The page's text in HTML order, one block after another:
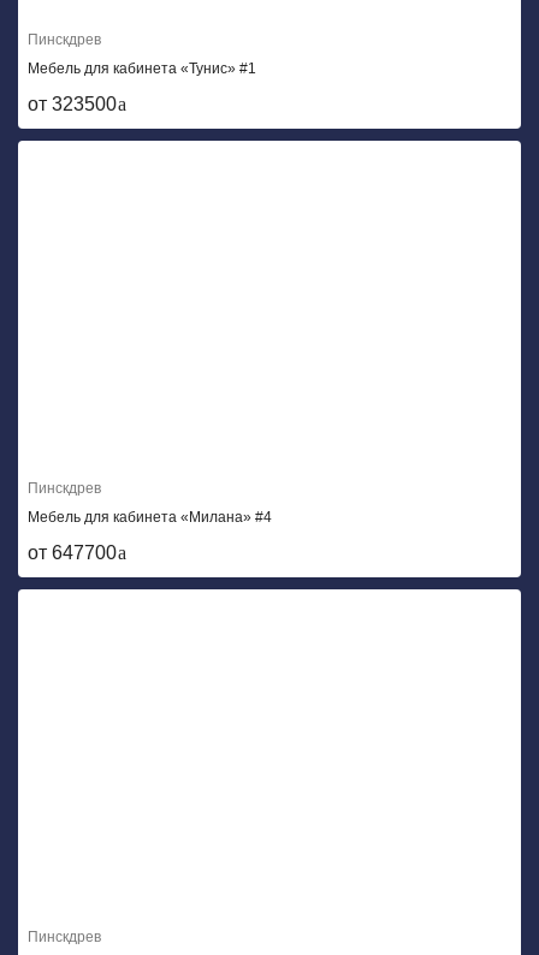
Пинскдрев
Мебель для кабинета «Тунис» #1
от 323500
Пинскдрев
Мебель для кабинета «Милана» #4
от 647700
Пинскдрев